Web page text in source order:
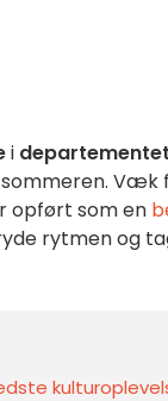
i
Væk
opført som en
rytmen og